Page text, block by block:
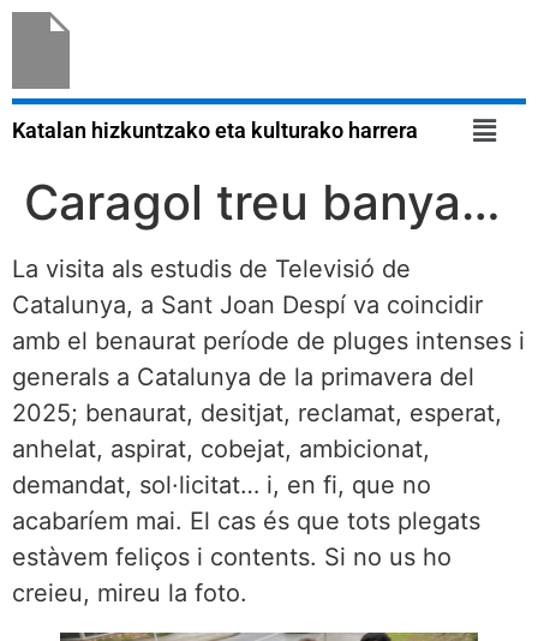
Katalan hizkuntzako eta kulturako harrera
Caragol treu banya…
La visita als estudis de Televisió de
Catalunya, a Sant Joan Despí va coincidir
amb el benaurat període de pluges intenses i
generals a Catalunya de la primavera del
2025; benaurat, desitjat, reclamat, esperat,
anhelat, aspirat, cobejat, ambicionat,
demandat, sol·licitat… i, en fi, que no
acabaríem mai. El cas és que tots plegats
estàvem feliços i contents. Si no us ho
creieu, mireu la foto.